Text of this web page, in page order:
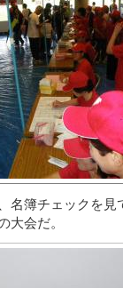
名簿チェックを見
大会だ。